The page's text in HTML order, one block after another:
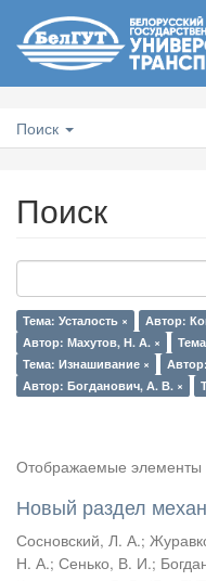
Поиск
Поиск
Тема: Усталость ×
Автор:
Автор: Махутов, Н. А. ×
Тема: Изнашивание ×
Автор: Богданович, А. В. ×
Отображаемые элементы
Новый раздел
Сосновский, Л. А.;
Н. А.; Сенько, В. И.;